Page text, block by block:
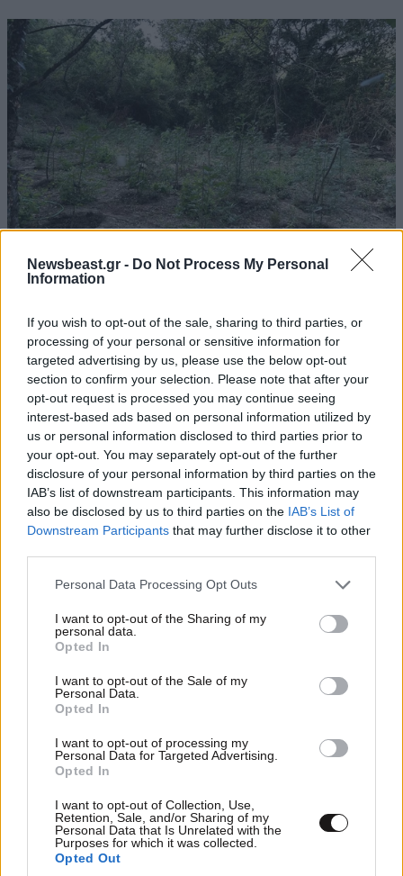
Newsbeast.gr - Do Not Process My Personal
Information
If you wish to opt-out of the sale, sharing to third parties, or
processing of your personal or sensitive information for
targeted advertising by us, please use the below opt-out
section to confirm your selection. Please note that after your
opt-out request is processed you may continue seeing
interest-based ads based on personal information utilized by
us or personal information disclosed to third parties prior to
your opt-out. You may separately opt-out of the further
disclosure of your personal information by third parties on the
IAB’s list of downstream participants. This information may
also be disclosed by us to third parties on the IAB’s List of
Downstream Participants that may further disclose it to other
Please note that this website/app uses one or more Google
not limited to your visit or usage behaviour. You may click to
grant or deny consent to Google and its third-party tags to
use your data for below specified purposes in below Google
consent section.
Personal Data Processing Opt Outs
I want to opt-out of the Sharing of my
personal data.
Opted In
I want to opt-out of the Sale of my
Personal Data.
Opted In
I want to opt-out of processing my
Personal Data for Targeted Advertising.
Opted In
I want to opt-out of Collection, Use,
Retention, Sale, and/or Sharing of my
Personal Data that Is Unrelated with the
Purposes for which it was collected.
Opted Out
περιοχή στη Φθιώτιδα
Συνελήφθη άνδρας στη Μύκονο: Μετέφερε
πάνω από 2.200 λαθραία πακέτα τσιγάρων